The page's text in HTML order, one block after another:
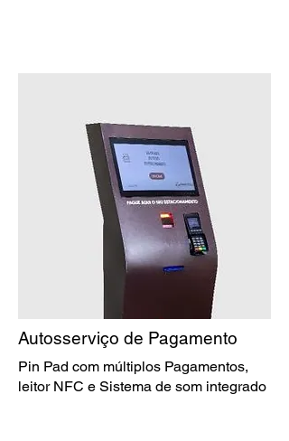
Autosserviço de Pagamento
Pin Pad com múltiplos Pagamentos,
leitor NFC e Sistema de som integrado